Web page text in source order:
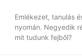
Emlékezet, tanulás
nyomán. Negyedik
mit tudunk fejből?